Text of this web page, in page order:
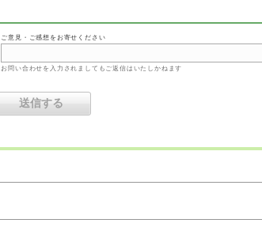
ご意見・ご感想をお寄せください
お問い合わせを入力されましてもご返信はいたしかねます